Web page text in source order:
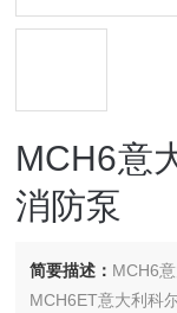
MCH6意
消防泵
简要描述： MCH6
MCH6ET意大利科